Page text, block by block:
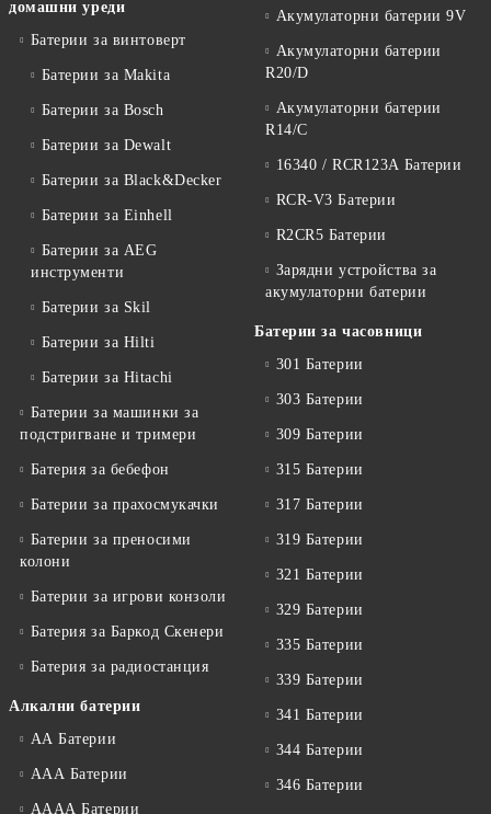
домашни уреди
Батерии за винтоверт
Батерии за Makita
Батерии за Bosch
Батерии за Dewalt
Батерии за Black&Decker
Батерии за Einhell
Батерии за AEG
инструменти
Батерии за Skil
Батерии за Hilti
Батерии за Hitachi
Батерии за машинки за
подстригване и тримери
Батерия за бебефон
Батерии за прахосмукачки
Батерии за преносими
колони
Батерии за игрови конзоли
Батерия за Баркод Скенери
Батерия за радиостанция
Алкални батерии
АА Батерии
ААА Батерии
АААА Батерии
Акумулаторни батерии 9V
Акумулаторни батерии
R20/D
Акумулаторни батерии
R14/C
16340 / RCR123A Батерии
RCR-V3 Батерии
R2CR5 Батерии
Зарядни устройства за
акумулаторни батерии
Батерии за часовници
301 Батерии
303 Батерии
309 Батерии
315 Батерии
317 Батерии
319 Батерии
321 Батерии
329 Батерии
335 Батерии
339 Батерии
341 Батерии
344 Батерии
346 Батерии